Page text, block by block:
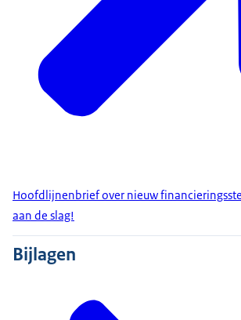
Hoofdlijnenbrief over nieuw
aan de slag!
Bijlagen